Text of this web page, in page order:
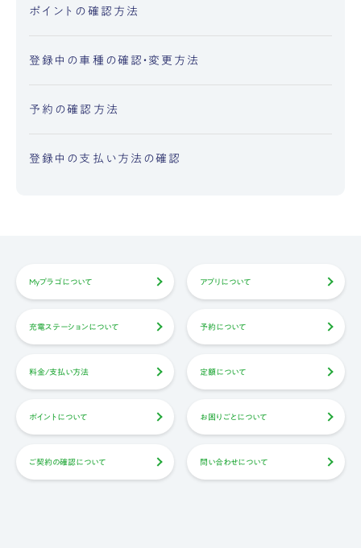
ポイントの確認方法
登録中の車種の確認・変更方法
予約の確認方法
登録中の支払い方法の確認
Myプラゴについて アプリについて
充電ステーションについて 予約について
料金/支払い方法 定額について
ポイントについて お困りごとについて
ご契約の確認について 問い合わせについて